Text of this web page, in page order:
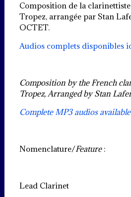
Composition de la
Tropez, arrangée par Stan
OCTET.
Audios complets disponibles
Composition by the French
Tropez, Arranged by Stan
Complete MP3 audios
Nomenclature/Feature:
Lead Clarinet